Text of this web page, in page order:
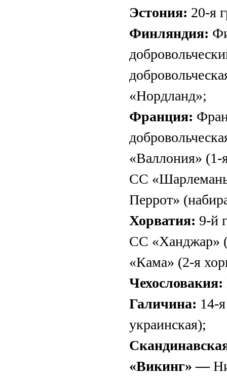
Эстония: 20-я
Финляндия:
«Нордланд»;
Франция:
«Валлония» (1-
СС
Перрот»
Хорватия: 9-й
СС «Ханджар»
«Кама» (2-я
Чехословакия:
Галичина: 14-
украинская);
«Викинг» —